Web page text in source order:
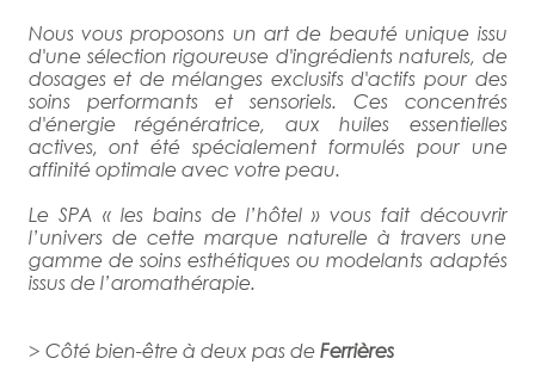
Nous vous proposons un art de beauté unique issu
d'une sélection rigoureuse d'ingrédients naturels, de
dosages et de mélanges exclusifs d'actifs pour des
soins performants et sensoriels. Ces concentrés
d'énergie régénératrice, aux huiles essentielles
actives, ont été spécialement formulés pour une
affinité optimale avec votre peau.
Le SPA « les bains de l’hôtel » vous fait découvrir
l’univers de cette marque naturelle à travers une
gamme de soins esthétiques ou modelants adaptés
issus de l’aromathérapie.
> Côté bien-être à deux pas de Ferrières